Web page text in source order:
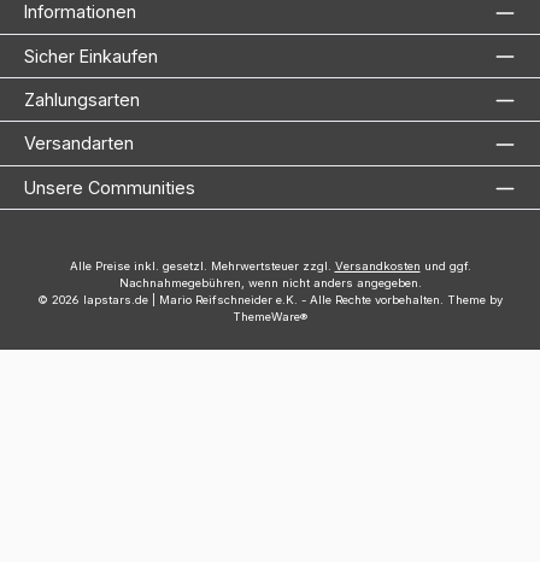
Informationen
Sicher Einkaufen
Zahlungsarten
Versandarten
Unsere Communities
Alle Preise inkl. gesetzl. Mehrwertsteuer zzgl. Versandkosten und ggf.
Nachnahmegebühren, wenn nicht anders angegeben.
© 2026 lapstars.de | Mario Reifschneider e.K. - Alle Rechte vorbehalten. Theme by
ThemeWare®